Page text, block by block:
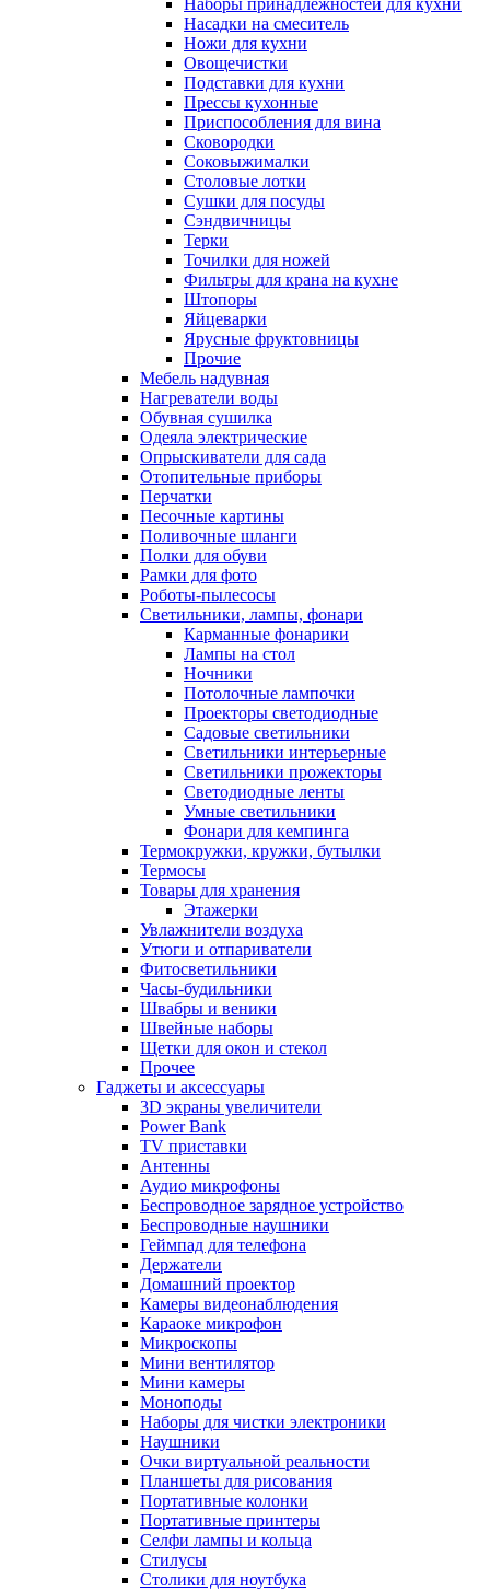
Наборы принадлежностей для кухни
Насадки на смеситель
Ножи для кухни
Овощечистки
Подставки для кухни
Прессы кухонные
Приспособления для вина
Сковородки
Соковыжималки
Столовые лотки
Сушки для посуды
Сэндвичницы
Терки
Точилки для ножей
Фильтры для крана на кухне
Штопоры
Яйцеварки
Ярусные фруктовницы
Прочие
Мебель надувная
Нагреватели воды
Обувная сушилка
Одеяла электрические
Опрыскиватели для сада
Отопительные приборы
Перчатки
Песочные картины
Поливочные шланги
Полки для обуви
Рамки для фото
Роботы-пылесосы
Светильники, лампы, фонари
Карманные фонарики
Лампы на стол
Ночники
Потолочные лампочки
Проекторы светодиодные
Садовые светильники
Светильники интерьерные
Светильники прожекторы
Светодиодные ленты
Умные светильники
Фонари для кемпинга
Термокружки, кружки, бутылки
Термосы
Товары для хранения
Этажерки
Увлажнители воздуха
Утюги и отпариватели
Фитосветильники
Часы-будильники
Швабры и веники
Швейные наборы
Щетки для окон и стекол
Прочее
Гаджеты и аксессуары
3D экраны увеличители
Power Bank
TV приставки
Антенны
Аудио микрофоны
Беспроводное зарядное устройство
Беспроводные наушники
Геймпад для телефона
Держатели
Домашний проектор
Камеры видеонаблюдения
Караоке микрофон
Микроскопы
Мини вентилятор
Мини камеры
Моноподы
Наборы для чистки электроники
Наушники
Очки виртуальной реальности
Планшеты для рисования
Портативные колонки
Портативные принтеры
Селфи лампы и кольца
Стилусы
Столики для ноутбука